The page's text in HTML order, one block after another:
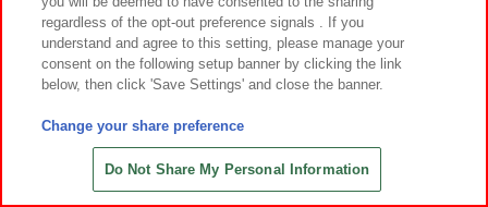
ポケットモンスター めちゃもふぐっ
2026年7月 28日～登場
ポケットモンスター いろんなおかお
regardless of the opt-out preference signals . If you
understand and agree to this setting, please manage your
consent on the following setup banner by clicking the link
below, then click 'Save Settings' and close the banner.
Change your share preference
Do Not Share My Personal Information